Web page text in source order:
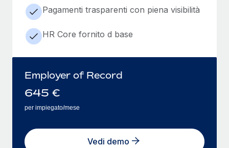
Pagamenti trasparenti con piena visibilità
HR Core fornito d base
Employer of Record
645 €
per impiegato/mese
Vedi demo